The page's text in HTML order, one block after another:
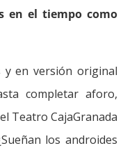
en el tiempo como
y en versión original
completar aforo,
Teatro CajaGranada
los androides